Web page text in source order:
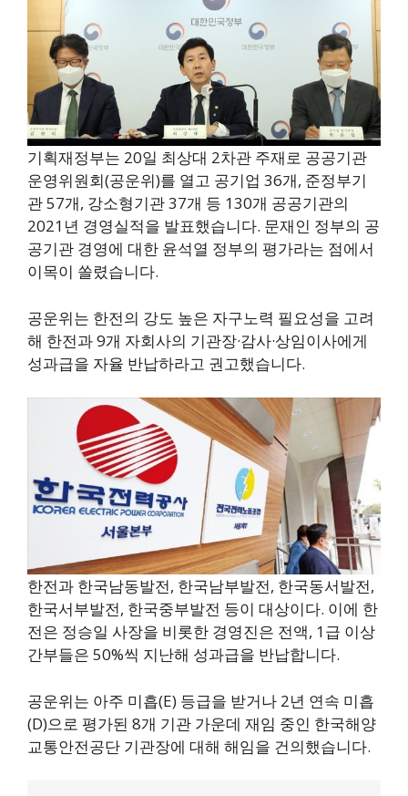
기획재정부는 20일 최상대 2차관 주재로 공공기관
운영위원회(공운위)를 열고 공기업 36개, 준정부기
관 57개, 강소형기관 37개 등 130개 공공기관의
2021년 경영실적을 발표했습니다. 문재인 정부의 공
공기관 경영에 대한 윤석열 정부의 평가라는 점에서
이목이 쏠렸습니다.
공운위는 한전의 강도 높은 자구노력 필요성을 고려
해 한전과 9개 자회사의 기관장·감사·상임이사에게
성과급을 자율 반납하라고 권고했습니다.
한전과 한국남동발전, 한국남부발전, 한국동서발전,
한국서부발전, 한국중부발전 등이 대상이다. 이에 한
전은 정승일 사장을 비롯한 경영진은 전액, 1급 이상
간부들은 50%씩 지난해 성과급을 반납합니다.
공운위는 아주 미흡(E) 등급을 받거나 2년 연속 미흡
(D)으로 평가된 8개 기관 가운데 재임 중인 한국해양
교통안전공단 기관장에 대해 해임을 건의했습니다.